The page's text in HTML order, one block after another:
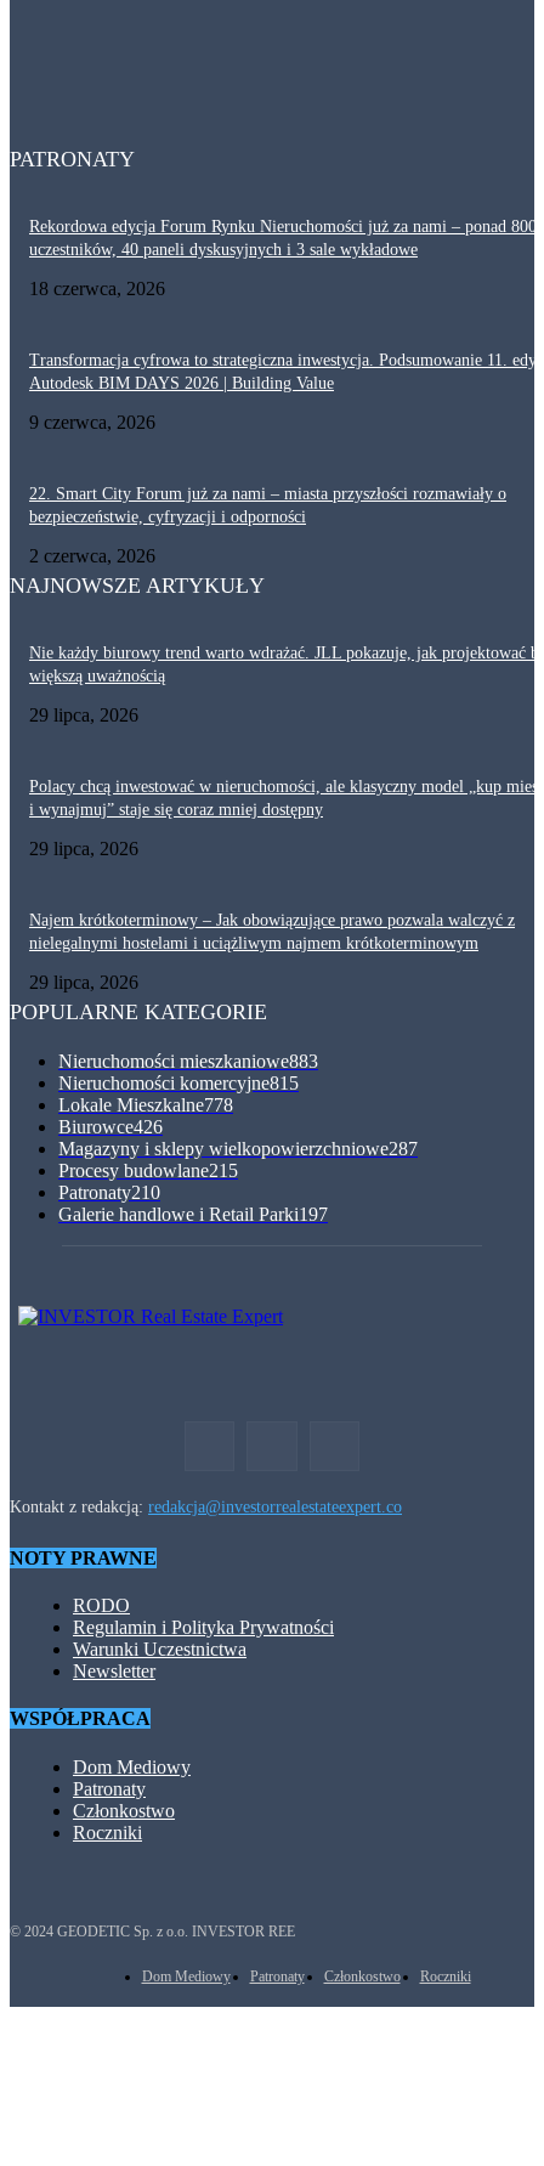
PATRONATY
Rekordowa edycja Forum Rynku Nieruchomości już za nami – ponad 800
uczestników, 40 paneli dyskusyjnych i 3 sale wykładowe
18 czerwca, 2026
Transformacja cyfrowa to strategiczna inwestycja. Podsumowanie 11.
Autodesk BIM DAYS 2026 | Building Value
9 czerwca, 2026
22. Smart City Forum już za nami – miasta przyszłości rozmawiały o
bezpieczeństwie, cyfryzacji i odporności
2 czerwca, 2026
NAJNOWSZE ARTYKUŁY
Nie każdy biurowy trend warto wdrażać. JLL pokazuje, jak projektować
większą uważnością
29 lipca, 2026
Polacy chcą inwestować w nieruchomości, ale klasyczny model „kup
i wynajmuj” staje się coraz mniej dostępny
29 lipca, 2026
Najem krótkoterminowy – Jak obowiązujące prawo pozwala walczyć z
nielegalnymi hostelami i uciążliwym najmem krótkoterminowym
29 lipca, 2026
POPULARNE KATEGORIE
Nieruchomości mieszkaniowe883
Nieruchomości komercyjne815
Lokale Mieszkalne778
Biurowce426
Magazyny i sklepy wielkopowierzchniowe287
Procesy budowlane215
Patronaty210
Galerie handlowe i Retail Parki197
Kontakt z redakcją: redakcja@investorrealestateexpert.co
NOTY PRAWNE
RODO
Regulamin i Polityka Prywatności
Warunki Uczestnictwa
Newsletter
WSPÓŁPRACA
Dom Mediowy
Patronaty
Członkostwo
Roczniki
© 2024 GEODETIC Sp. z o.o. INVESTOR REE
Dom Mediowy Patronaty Członkostwo Roczniki